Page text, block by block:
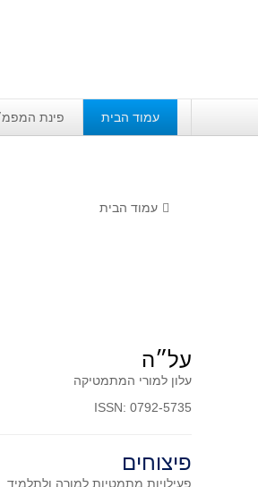
עמוד הבית פינת
עמוד הבית
על״ה
עלון למורי המתמטיקה
ISSN: 0792-5735
פיצוחים
פעילויות מתמטיות למורה ולתלמיד